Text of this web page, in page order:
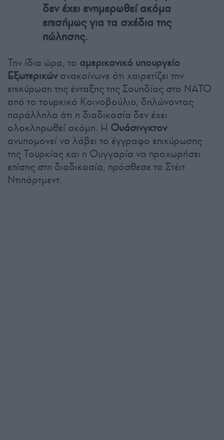
δεν έχει ενημερωθεί ακόμα
επισήμως για τα σχέδια της
πώλησης.
Την ίδια ώρα, το αμερικανικό υπουργείο
Εξωτερικώνανακοίνωνε ότι χαιρετίζει την
επικύρωση της ένταξης της Σουηδίας στο ΝΑΤΟ
από το τουρκικό Κοινοβούλιο, δηλώνοντας
παράλληλα ότι η διαδικασία δεν έχει
ολοκληρωθεί ακόμη. Η Ουάσινγκτον
ανυπομονεί να λάβει το έγγραφο επικύρωσης
της Τουρκίας και η Ουγγαρία να προχωρήσει
επίσης στη διαδικασία, πρόσθεσε το Στέιτ
Ντιπάρτμεντ.